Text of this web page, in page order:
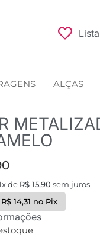
ALÇAS
de R$15,90 sem juros
R$ 14,31 no Pix